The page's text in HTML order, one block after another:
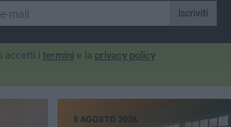
Iscriviti
accetti i termini e la privacy policy
5 AGOSTO 2026